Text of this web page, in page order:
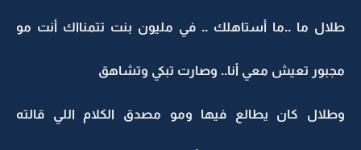
طلال ما ..ما أستاهلك .. في مليون بنت تتمنااك أنت مو
مجبور تعيش معي أنا.. وصارت تبكي وتشاهق
وطلال كان يطالع فيها ومو مصدق الكلام اللي قالته